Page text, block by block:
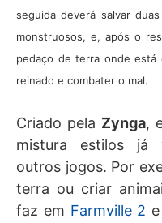
seguida deverá salvar
monstruosos, e, após o
pedaço de terra onde
reinado e combater o mal.
Criado pela Zynga,
mistura estilos já
outros jogos. Por
terra ou criar
faz em Farmville 2